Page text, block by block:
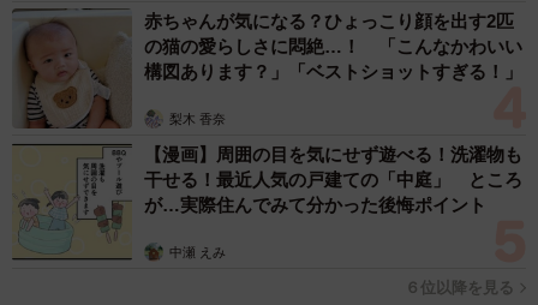
赤ちゃんが気になる？ひょっこり顔を出す2匹
の猫の愛らしさに悶絶…！ 「こんなかわいい
構図あります？」「ベストショットすぎる！」
梨木 香奈
【漫画】周囲の目を気にせず遊べる！洗濯物も
干せる！最近人気の戸建ての「中庭」 ところ
が…実際住んでみて分かった後悔ポイント
中瀬 えみ
６位以降を見る